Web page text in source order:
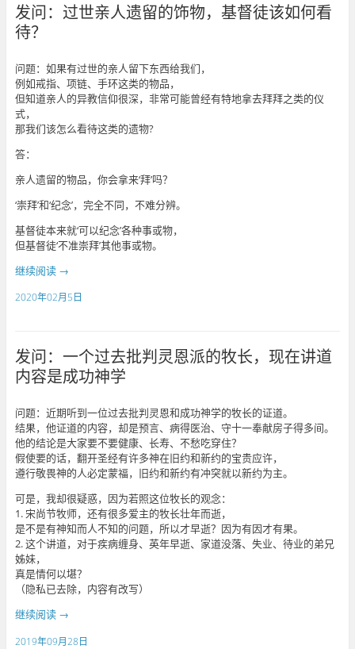
发问：过世亲人遗留的饰物，基督徒该如何看
待？
问题：如果有过世的亲人留下东西给我们，
例如戒指、项链、手环这类的物品，
但知道亲人的异教信仰很深，非常可能曾经有特地拿去拜拜之类的仪
式，
那我们该怎么看待这类的遗物?
答：
亲人遗留的物品，你会拿来‘拜’吗？
‘崇拜’和‘纪念’，完全不同，不难分辨。
基督徒本来就‘可以纪念’各种事或物，
但基督徒‘不准崇拜’其他事或物。
继续阅读 →
2020年02月5日
发问：一个过去批判灵恩派的牧长，现在讲道
内容是成功神学
问题：近期听到一位过去批判灵恩和成功神学的牧长的证道。
结果，他证道的内容，却是预言、病得医治、守十一奉献房子得多间。
他的结论是大家要不要健康、长寿、不愁吃穿住？
假使要的话，翻开圣经有许多神在旧约和新约的宝贵应许，
遵行敬畏神的人必定蒙福，旧约和新约有冲突就以新约为主。
可是，我却很疑惑，因为若照这位牧长的观念：
1. 宋尚节牧师，还有很多爱主的牧长壮年而逝，
是不是有神知而人不知的问题，所以才早逝？因为有因才有果。
2. 这个讲道，对于疾病缠身、英年早逝、家道没落、失业、待业的弟兄
姊妹，
真是情何以堪？
（隐私已去除，内容有改写）
继续阅读 →
2019年09月28日